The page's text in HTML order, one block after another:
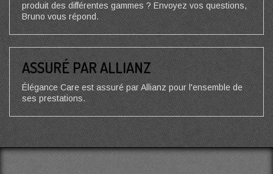
produit des différentes gammes ? Envoyez vos questions,
Bruno vous répond.
ASSURÉ PAR ALLIANZ
Élégance Care est assuré par Allianz pour l'ensemble de
ses prestations.